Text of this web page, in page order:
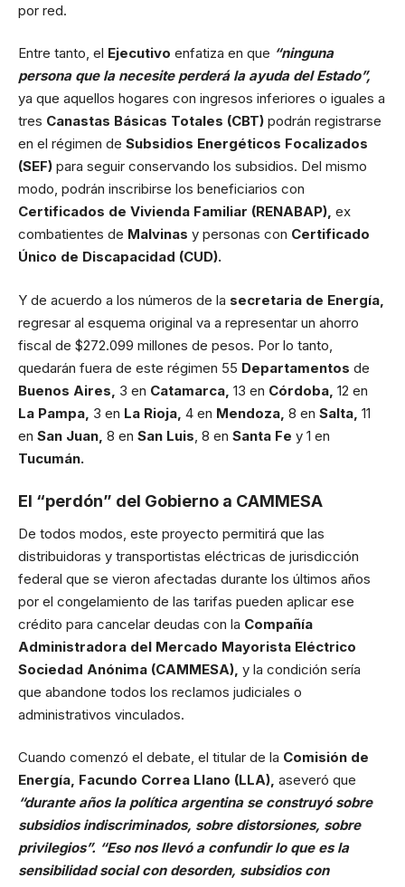
por red.
Entre tanto, el Ejecutivo enfatiza en que “ninguna
persona que la necesite perderá la ayuda del Estado”,
ya que aquellos hogares con ingresos inferiores o iguales a
tres Canastas Básicas Totales (CBT) podrán registrarse
en el régimen de Subsidios Energéticos Focalizados
(SEF) para seguir conservando los subsidios. Del mismo
modo, podrán inscribirse los beneficiarios con
Certificados de Vivienda Familiar (RENABAP), ex
combatientes de Malvinas y personas con Certificado
Único de Discapacidad (CUD).
Y de acuerdo a los números de la secretaria de Energía,
regresar al esquema original va a representar un ahorro
fiscal de $272.099 millones de pesos. Por lo tanto,
quedarán fuera de este régimen 55 Departamentos de
Buenos Aires, 3 en Catamarca, 13 en Córdoba, 12 en
La Pampa, 3 en La Rioja, 4 en Mendoza, 8 en Salta, 11
en San Juan, 8 en San Luis , 8 en Santa Fe y 1 en
Tucumán.
El “perdón” del Gobierno a CAMMESA
De todos modos, este proyecto permitirá que las
distribuidoras y transportistas eléctricas de jurisdicción
federal que se vieron afectadas durante los últimos años
por el congelamiento de las tarifas pueden aplicar ese
crédito para cancelar deudas con la Compañía
Administradora del Mercado Mayorista Eléctrico
Sociedad Anónima (CAMMESA), y la condición sería
que abandone todos los reclamos judiciales o
administrativos vinculados.
Cuando comenzó el debate, el titular de la Comisión de
Energía, Facundo Correa Llano (LLA), aseveró que
“durante años la política argentina se construyó sobre
subsidios indiscriminados, sobre distorsiones, sobre
privilegios”. “Eso nos llevó a confundir lo que es la
sensibilidad social con desorden, subsidios con